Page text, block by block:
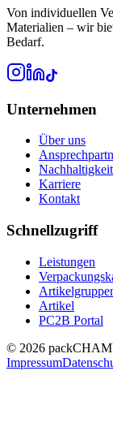
Von individuellen
Materialien – wir
Bedarf.
Unternehmen
Über uns
Nachhaltigkeit
Karriere
Kontakt
Schnellzugriff
Leistungen
Artikel
PC2B Portal
© 2026
Impressum